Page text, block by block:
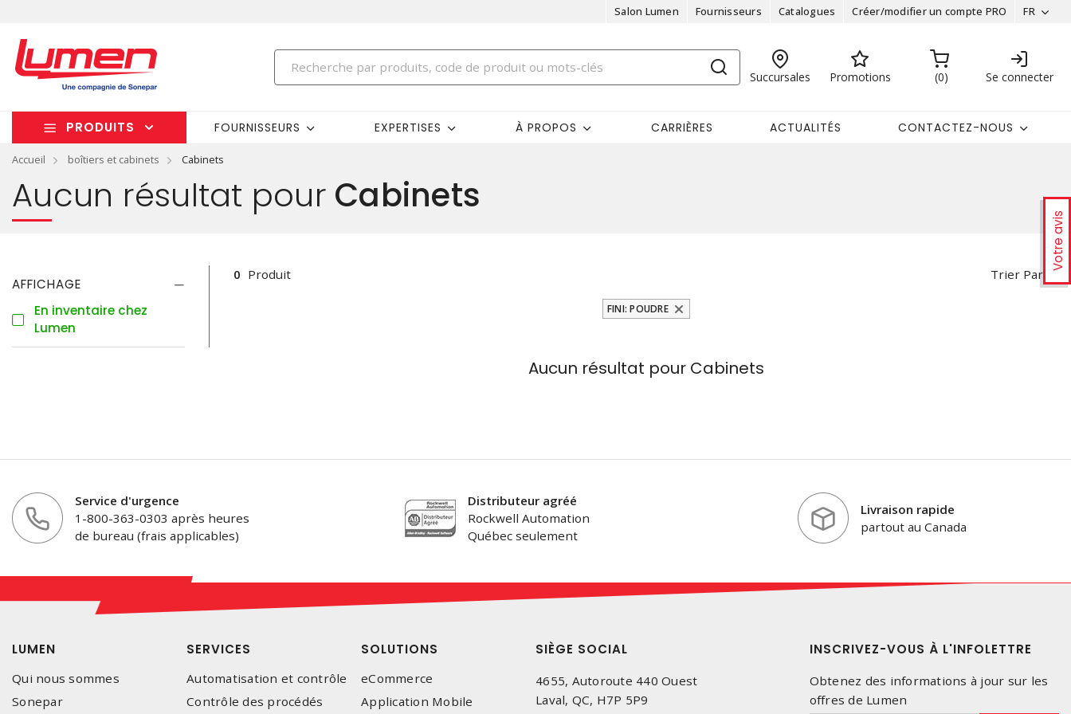
Salon Lumen Fournisseurs Catalogues Créer/modifier un compte PRO FR
Succursales Promotions 0 Se connecter
PRODUITS FOURNISSEURS EXPERTISES À PROPOS CARRIÈRES ACTUALITÉS CONTACTEZ-NOUS
Accueil boîtiers et cabinets Cabinets
Votre avis
Aucun résultat pour Cabinets
AFFICHAGE
En inventaire chez
Lumen
Trier Par
0 Produit
FINI: POUDRE
Aucun résultat pourCabinets
Service d'urgence
1-800-363-0303 après heures
de bureau (frais applicables)
Distributeur agréé
Rockwell Automation
Québec seulement
Livraison rapide
partout au Canada
LUMEN
Qui nous sommes
Sonepar
SERVICES
Automatisation et contrôle
Contrôle des procédés
SOLUTIONS
eCommerce
Application Mobile
SIÈGE SOCIAL
4655, Autoroute 440 Ouest
Laval, QC, H7P 5P9
INSCRIVEZ-VOUS À L'INFOLETTRE
Obtenez des informations à jour sur les
offres de Lumen